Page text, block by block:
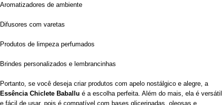
Aromatizadores de ambiente
Difusores com varetas
Produtos de limpeza perfumados
Brindes personalizados e lembrancinhas
Portanto, se você deseja criar produtos com apelo nostálgico e alegre, a
Essência Chiclete Baballu é a escolha perfeita. Além do mais, ela é versátil
e fácil de usar, pois é compatível com bases glicerinadas, oleosas e